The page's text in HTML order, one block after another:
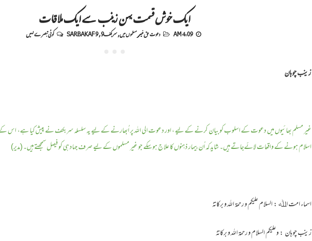
ایک خوش قسمت بہن زینب سے ایک ملاقات
4:09 AM دعوت حق غیر مسلموں میں,سربکف9 ,
SARBAKAF 9 کوئی تبصرے نہیں
زینب چوہان
غیر مسلم بھائیوں میں دعوت کے اسلوب کو بیان کرنے کے لیے ، اور دعوت الی اللہ پر اُبھارنے کے لیے یہ سلسلہ سربکف نے پیش کیا ہے،
اسلام ہونے کے واقعات لائےجاتے ہیں۔ شاید کہ اُن بیمار ذہنوں کا علاج ہوسکے جو غیر مسلموں کے لیے صرف جہاد ہی کو فیصل سمجھتے ہیں۔ (مدیر)
اسماء امت اﷲ : السلام علیکم و رحمۃ اللہ و برکاتہٗ
زینب چوہان : وعلیکم السلام و رحمۃ اللہ و برکاتہٗ